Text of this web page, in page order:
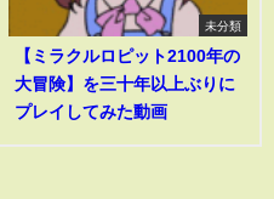
未分類
【ミラクルロピット2100年の
大冒険】を三十年以上ぶりに
プレイしてみた動画